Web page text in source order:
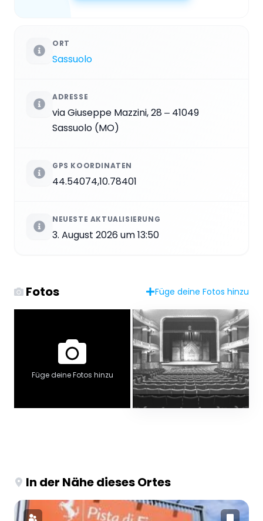
ORT
Sassuolo
ADRESSE
via Giuseppe Mazzini, 28 ‒ 41049
Sassuolo (MO)
GPS KOORDINATEN
44.54074,10.78401
NEUESTE AKTUALISIERUNG
3. August 2026 um 13:50
Fotos Füge deine Fotos hinzu
Füge deine Fotos hinzu
In der Nähe dieses Ortes